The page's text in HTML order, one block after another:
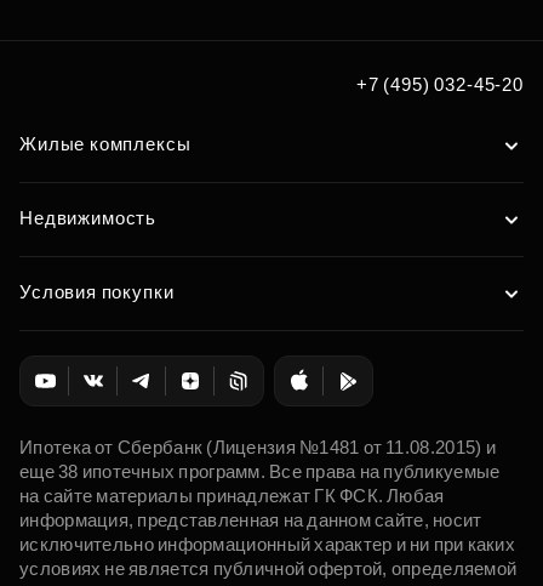
+7 (495) 032-45-20
Жилые комплексы
Недвижимость
Условия покупки
Ипотека от Сбербанк (Лицензия №1481 от 11.08.2015) и
еще 38 ипотечных программ. Все права на публикуемые
на сайте материалы принадлежат ГК ФСК. Любая
информация, представленная на данном сайте, носит
исключительно информационный характер и ни при каких
условиях не является публичной офертой, определяемой